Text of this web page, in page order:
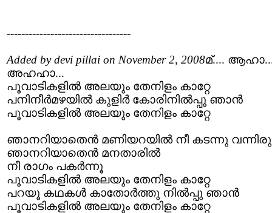
----------------------------------
Added by devi pillai on November 2, 2008മ്....
അഹഹാ...
പൂവാടികളില്‍ അലയും തേനിളം കാറ്റേ
പനിനീര്‍മഴയില്‍ കുളിര്‍ കോരിനില്‍പ്പൂ ഞാന്‍
പൂവാടികളില്‍ അലയും തേനിളം കാറ്റേ
ഞാനറിയാതെന്‍ മണിയറയില്‍ നീ കടന്നു
ഞാനറിയാതെന്‍ മനതാരില്‍
നീ രാഗം പകര്‍ന്നൂ
പൂവാടികളില്‍ അലയും തേനിളം കാറ്റേ
പറയൂ കഥകള്‍ കാതോര്‍ത്തു നില്‍പ്പു ഞാന്‍
പൂവാടികളില്‍ അലയും തേനിളം കാറ്റേ